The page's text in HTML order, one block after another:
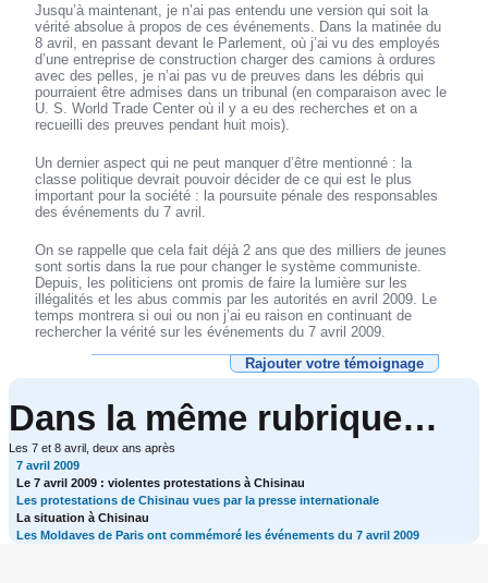
Jusqu’à maintenant, je n’ai pas entendu une version qui soit la
vérité absolue à propos de ces événements. Dans la matinée du
8 avril, en passant devant le Parlement, où j’ai vu des employés
d’une entreprise de construction charger des camions à ordures
avec des pelles, je n’ai pas vu de preuves dans les débris qui
pourraient être admises dans un tribunal (en comparaison avec le
U. S. World Trade Center où il y a eu des recherches et on a
recueilli des preuves pendant huit mois).
Un dernier aspect qui ne peut manquer d’être mentionné : la
classe politique devrait pouvoir décider de ce qui est le plus
important pour la société : la poursuite pénale des responsables
des événements du 7 avril.
On se rappelle que cela fait déjà 2 ans que des milliers de jeunes
sont sortis dans la rue pour changer le système communiste.
Depuis, les politiciens ont promis de faire la lumière sur les
illégalités et les abus commis par les autorités en avril 2009. Le
temps montrera si oui ou non j’ai eu raison en continuant de
rechercher la vérité sur les événements du 7 avril 2009.
Rajouter votre témoignage
Dans la même rubrique…
Les 7 et 8 avril, deux ans après
7 avril 2009
Le 7 avril 2009 : violentes protestations à Chisinau
Les protestations de Chisinau vues par la presse internationale
La situation à Chisinau
Les Moldaves de Paris ont commémoré les événements du 7 avril 2009